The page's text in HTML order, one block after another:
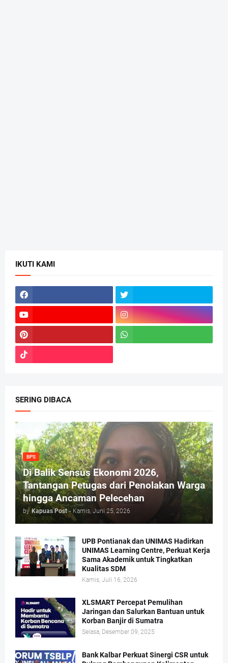
IKUTI KAMI
SERING DIBACA
BPS
Di Balik Sensus Ekonomi 2026,
Tantangan Petugas dari Penolakan Warga
hingga Ancaman Pelecehan
by Kapuas Post - Kamis, Juni 25, 2026
UPB Pontianak dan UNIMAS Hadirkan
UNIMAS Learning Centre, Perkuat Kerja
Sama Akademik untuk Tingkatkan
Kualitas SDM
Kamis, Juli 16, 2026
XLSMART Percepat Pemulihan
Jaringan dan Salurkan Bantuan untuk
Korban Banjir di Sumatra
Selasa, Desember 09, 2025
Bank Kalbar Perkuat Sinergi CSR untuk